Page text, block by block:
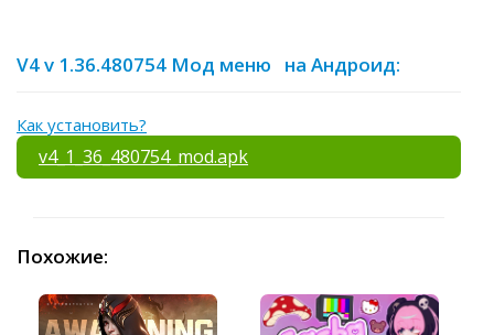
V4 v 1.36.480754 Мод меню на Андроид:
Как установить?
v4_1_36_480754_mod.apk
Похожие: